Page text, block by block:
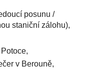
posunu /
staniční zálohu),
v Berouně,